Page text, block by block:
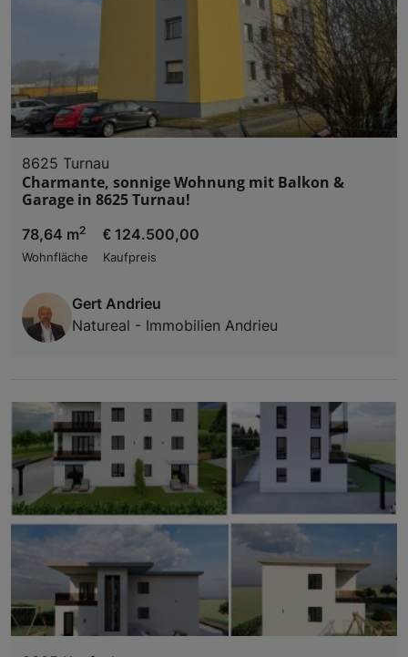
8625 Turnau
Charmante, sonnige Wohnung mit Balkon &
Garage in 8625 Turnau!
78,64 m2
Wohnfläche
€ 124.500,00
Kaufpreis
Gert Andrieu
Natureal - Immobilien Andrieu